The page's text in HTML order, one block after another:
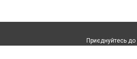
Приєднуйтесь до